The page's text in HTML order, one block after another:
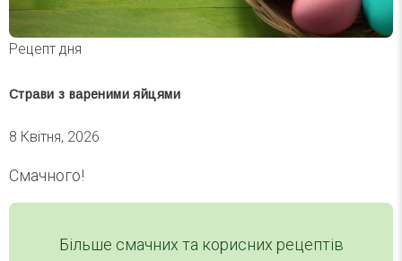
Рецепт дня
Страви з вареними яйцями
8 Квітня, 2026
Смачного!
Більше смачних та корисних рецептів